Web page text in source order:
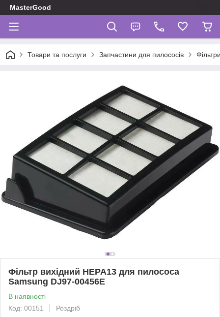
MasterGood
Товари та послуги Запчастини для пилососів
Фільтр вихідний HEPA13 для пилососа
Samsung DJ97-00456E
В наявності
Код: 00151
Роздріб